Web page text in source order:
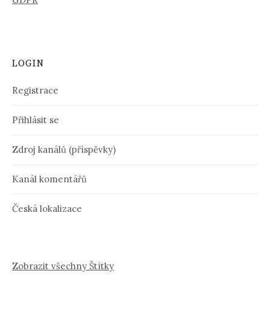
LOGIN
Registrace
Přihlásit se
Zdroj kanálů (příspěvky)
Kanál komentářů
Česká lokalizace
Zobrazit všechny Štítky